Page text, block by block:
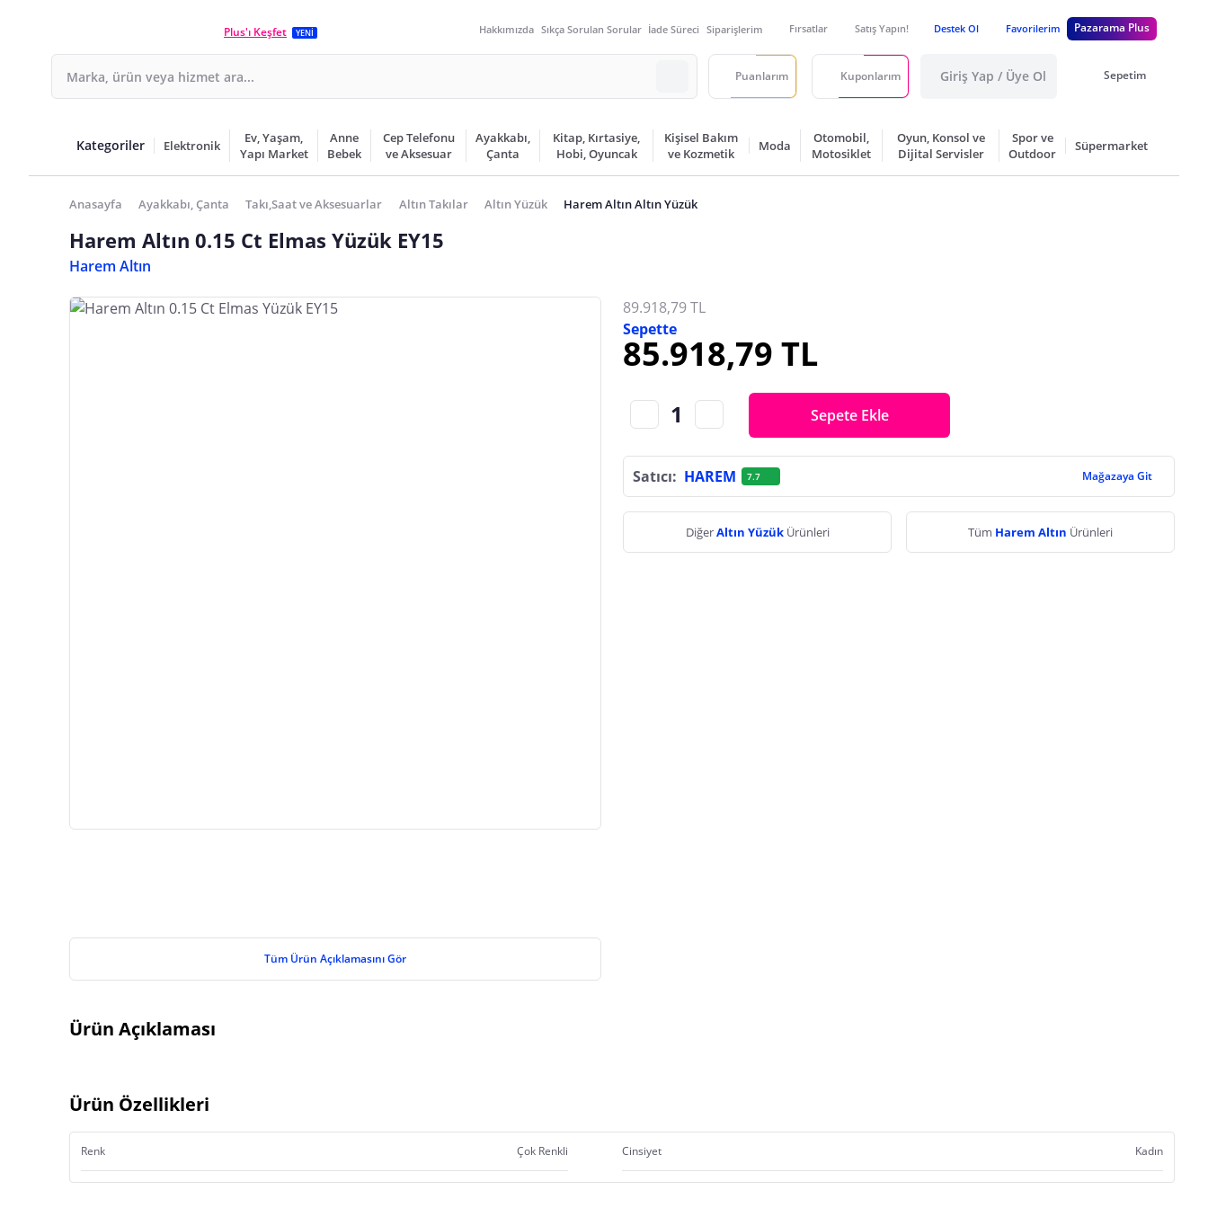
Plus'ı Keşfet YENİ Hakkımızda Sıkça Sorulan Sorular İade Süreci Siparişlerim Fırsatlar Satış Yapın! Destek Ol Favorilerim Pazarama Plus
Puanlarım Kuponlarım Giriş Yap / Üye Ol Sepetim
Kategoriler Elektronik
Ev, Yaşam,
Yapı Market
Anne
Bebek
Cep Telefonu
ve Aksesuar
Ayakkabı,
Çanta
Kitap, Kırtasiye,
Hobi, Oyuncak
Kişisel Bakım
ve Kozmetik
Moda
Otomobil,
Motosiklet
Oyun, Konsol ve
Dijital Servisler
Spor ve
Outdoor
Süpermarket
Anasayfa Ayakkabı, Çanta Takı,Saat ve Aksesuarlar Altın Takılar Altın Yüzük Harem Altın Altın Yüzük
Harem Altın 0.15 Ct Elmas Yüzük EY15
Harem Altın
Tüm Ürün Açıklamasını Gör
89.918,79 TL
Sepette
85.918,79 TL
Sepete Ekle
Satıcı: HAREM 7.7 Mağazaya Git
DiğerAltın Yüzük Ürünleri Tüm Harem Altın Ürünleri
Ürün Açıklaması
Ürün Özellikleri
Renk Çok Renkli Cinsiyet Kadın